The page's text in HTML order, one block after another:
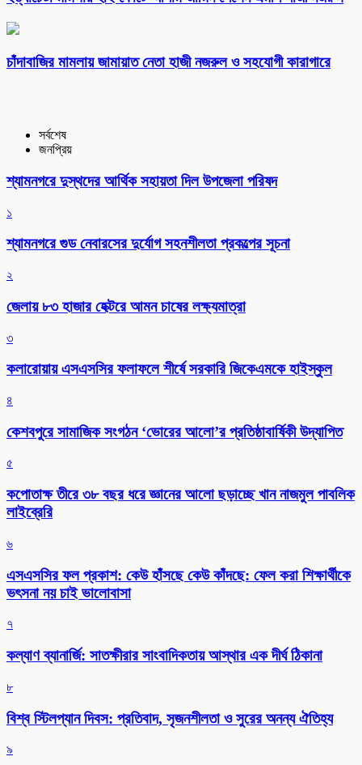
চাঁদাবাজির মামলায় জামায়াত নেতা হাজী নজরুল ও সহযোগী কারাগারে
সর্বশেষ
জনপ্রিয়
শ্যামনগরে দুস্থদের আর্থিক সহায়তা দিল উপজেলা পরিষদ
১
শ্যামনগরে গুড নেবারসের দুর্যোগ সহনশীলতা প্রকল্পের সূচনা
২
জেলায় ৮৩ হাজার হেক্টরে আমন চাষের লক্ষ্যমাত্রা
৩
কলারোয়ায় এসএসসির ফলাফলে শীর্ষে সরকারি জিকেএমকে হাইস্কুল
৪
কেশবপুরে সামাজিক সংগঠন ‘ভোরের আলো’র প্রতিষ্ঠাবার্ষিকী উদ্যাপিত
৫
কপোতাক্ষ তীরে ৩৮ বছর ধরে জ্ঞানের আলো ছড়াচ্ছে খান নাজমুল পাবলিক
লাইব্রেরি
৬
এসএসসির ফল প্রকাশ: কেউ হাঁসছে কেউ কাঁদছে: ফেল করা শিক্ষার্থীকে
ভৎসনা নয় চাই ভালোবাসা
৭
কল্যাণ ব্যানার্জি: সাতক্ষীরার সাংবাদিকতায় আস্থার এক দীর্ঘ ঠিকানা
৮
বিশ্ব স্টিলপ্যান দিবস: প্রতিবাদ, সৃজনশীলতা ও সুরের অনন্য ঐতিহ্য
৯